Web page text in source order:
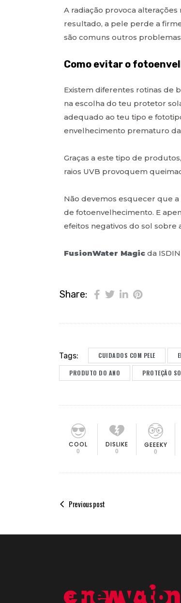
A radiação provoca
resultado, a pele perde a
são comuns outros
Como evitar o
Existem diferentes rotinas de
na escolha do teu protetor
adequado ao teu tipo e
envelhecimento prematuro
Graças a este tipo de
raios UVB provoquem
Não devemos esquecer que a
de fotoenvelhecimento. E
efeitos negativos do sol sobre
FusionWater Magic da
Share:
Tags: CUIDADOS COM PELE
PRODUTO DO ANO PROTEÇÃO
COOL
0
DISLIKE
0
GEEEKY
0
Previous post